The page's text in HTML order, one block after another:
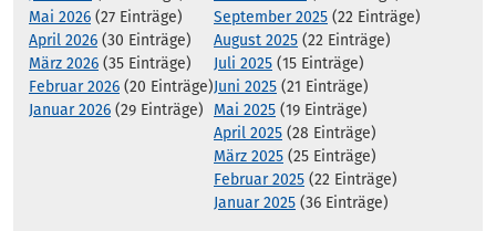
Mai 2026 (27 Einträge)
April 2026 (30 Einträge)
März 2026 (35 Einträge)
Februar 2026 (20 Einträge)
Januar 2026 (29 Einträge)
September 2025 (22 Einträge)
August 2025 (22 Einträge)
Juli 2025 (15 Einträge)
Juni 2025 (21 Einträge)
Mai 2025 (19 Einträge)
April 2025 (28 Einträge)
März 2025 (25 Einträge)
Februar 2025 (22 Einträge)
Januar 2025 (36 Einträge)